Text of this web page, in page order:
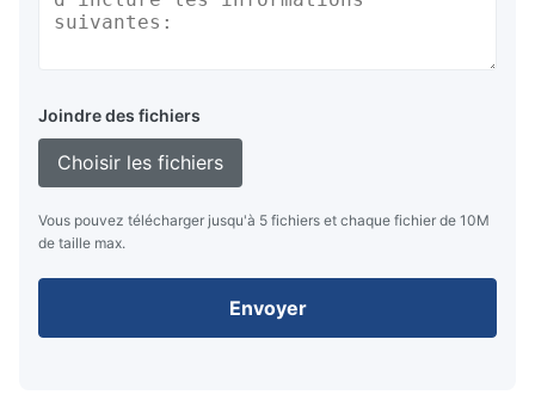
Joindre des fichiers
Choisir les fichiers
Vous pouvez télécharger jusqu'à 5 fichiers et chaque fichier de 10M
de taille max.
Envoyer